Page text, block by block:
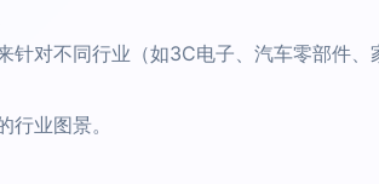
针对不同行业（如3C电子、汽车零部件、
业图景。